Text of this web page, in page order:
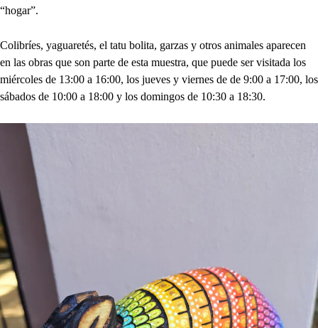
“hogar”.
Colibríes, yaguaretés, el tatu bolita, garzas y otros animales aparecen
en las obras que son parte de esta muestra, que puede ser visitada los
miércoles de 13:00 a 16:00, los jueves y viernes de de 9:00 a 17:00, los
sábados de 10:00 a 18:00 y los domingos de 10:30 a 18:30.